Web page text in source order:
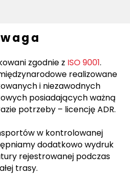
zgodnie z ISO 9001.
realizowane
i niezawodnych
posiadających ważną
potrzeby – licencję ADR.
w kontrolowanej
dodatkowo wydruk
rejestrowanej podczas
trasy.